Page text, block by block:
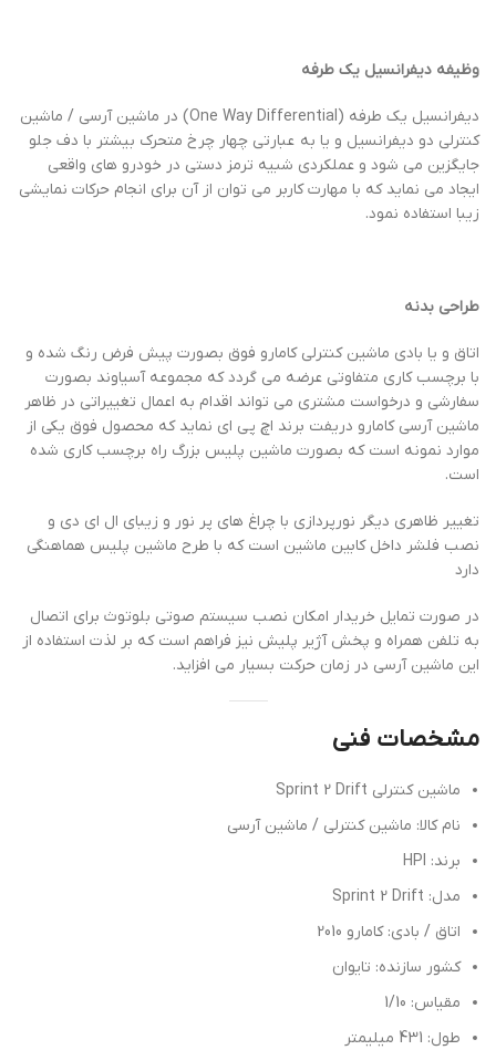
وظیفه دیفرانسیل یک طرفه
دیفرانسیل یک طرفه (One Way Differential) در ماشین آرسی / ماشین
کنترلی دو دیفرانسیل و یا به عبارتی چهار چرخ متحرک بیشتر با دف جلو
جایگزین می شود و عملکردی شبیه ترمز دستی در خودرو های واقعی
ایجاد می نماید که با مهارت کاربر می توان از آن برای انجام حرکات نمایشی
زیبا استفاده نمود.
طراحی بدنه
اتاق و یا بادی ماشین کنترلی کامارو فوق بصورت پیش فرض رنگ شده و
با برچسب کاری متفاوتی عرضه می گردد که مجموعه آسیاوند بصورت
سفارشی و درخواست مشتری می تواند اقدام به اعمال تغییراتی در ظاهر
ماشین آرسی کامارو دریفت برند اچ پی ای نماید که محصول فوق یکی از
موارد نمونه است که بصورت ماشین پلیس بزرگ راه برچسب کاری شده
است.
تغییر ظاهری دیگر نورپردازی با چراغ های پر نور و زیبای ال ای دی و
نصب فلشر داخل کابین ماشین است که با طرح ماشین پلیس هماهنگی
دارد
در صورت تمایل خریدار امکان نصب سیستم صوتی بلوتوث برای اتصال
به تلفن همراه و پخش آژیر پلیش نیز فراهم است که بر لذت استفاده از
این ماشین آرسی در زمان حرکت بسیار می افزاید.
مشخصات فنی
ماشین کنترلی Sprint 2 Drift
نام کالا: ماشین کنترلی / ماشین آرسی
برند: HPI
مدل: Sprint 2 Drift
اتاق / بادی: کامارو 2010
کشور سازنده: تایوان
مقیاس: 1/10
طول: 431 میلیمتر